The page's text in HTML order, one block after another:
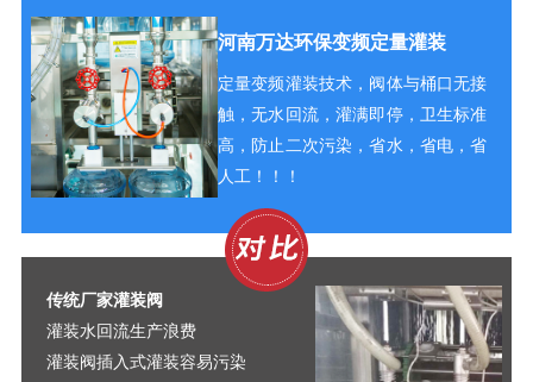
河南万达环保变频定量灌装
定量变频灌装技术，阀体与桶口无接
触，无水回流，灌满即停，卫生标准
高，防止二次污染，省水，省电，省
人工！！！
传统厂家灌装阀
灌装水回流生产浪费
灌装阀插入式灌装容易污染